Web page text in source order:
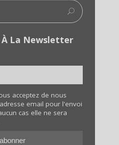
À La Newsletter
acceptez de nous
email pour l'envoi
cas elle ne sera